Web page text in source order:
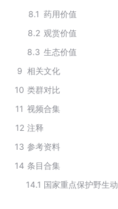
8.1 药用价值
8.2 观赏价值
8.3 生态价值
9 相关文化
10 类群对比
11 视频合集
12 注释
13 参考资料
14 条目合集
14.1